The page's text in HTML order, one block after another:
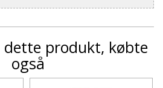
dette produkt, købte
også